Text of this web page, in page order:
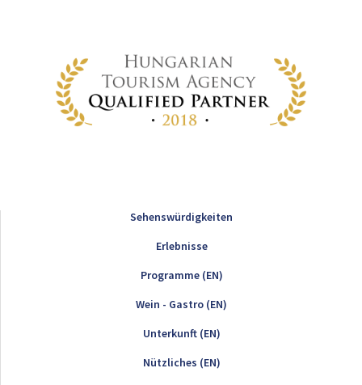
Sehenswürdigkeiten
Erlebnisse
Programme (EN)
Wein - Gastro (EN)
Unterkunft (EN)
Nützliches (EN)